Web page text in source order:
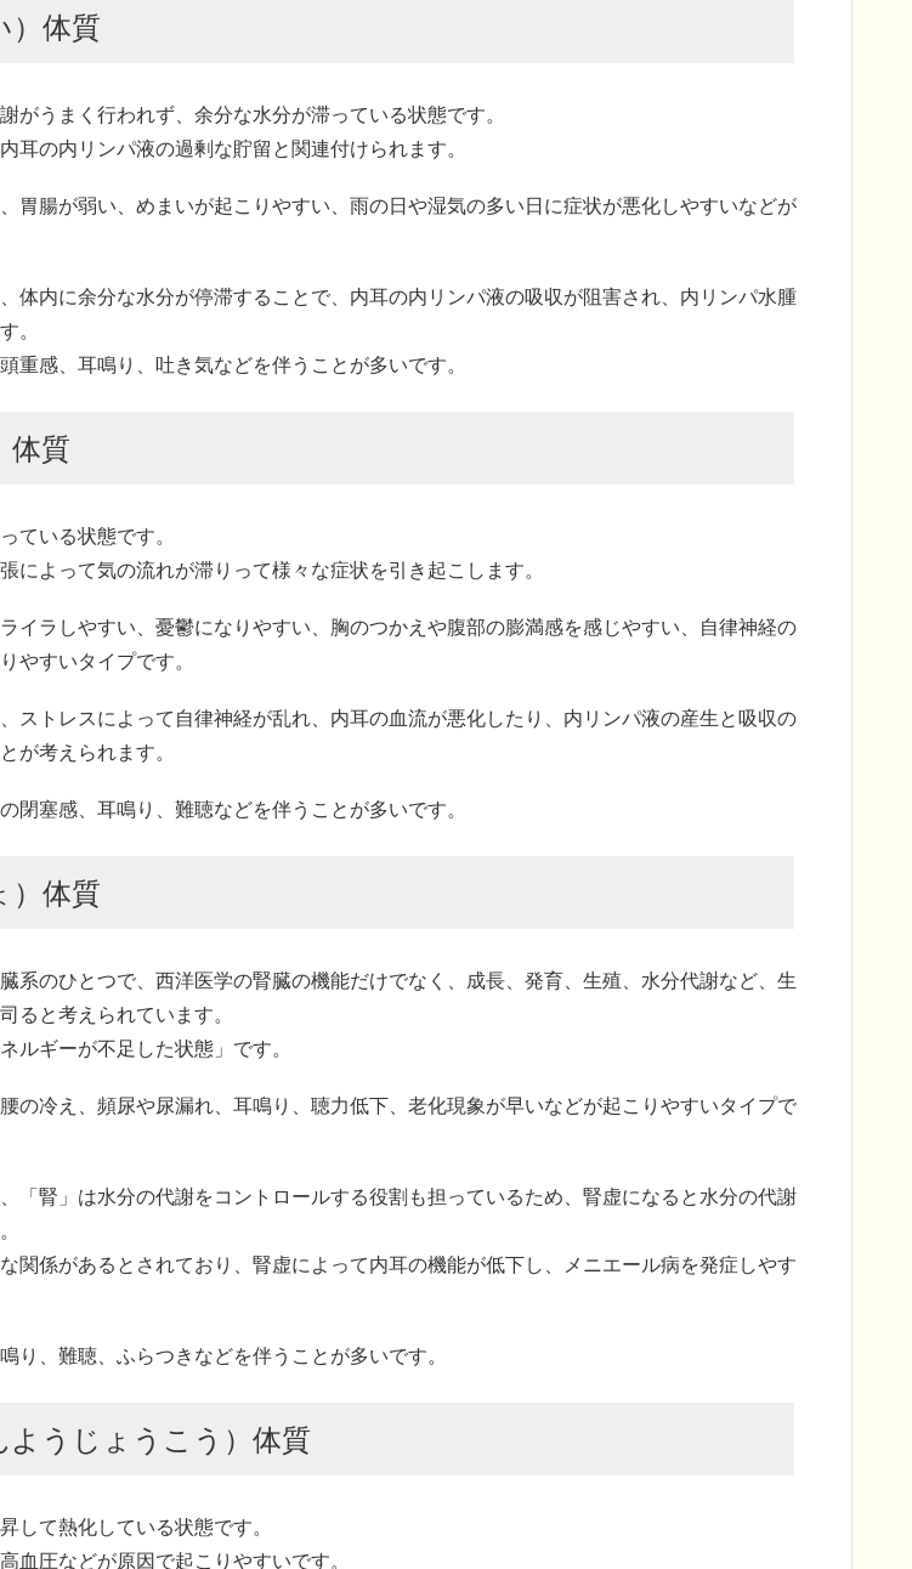
）体質
がうまく行われず、余分な水分が滞っている状態です。
耳の内リンパ液の過剰な貯留と関連付けられます。
胃腸が弱い、めまいが起こりやすい、雨の日や湿気の多い日に症状が悪化しやすいなどが
体内に余分な水分が停滞することで、内耳の内リンパ液の吸収が阻害され、内リンパ水腫
。
重感、耳鳴り、吐き気などを伴うことが多いです。
体質
ている状態です。
によって気の流れが滞りって様々な症状を引き起こします。
イラしやすい、憂鬱になりやすい、胸のつかえや腹部の膨満感を感じやすい、自律神経の
やすいタイプです。
ストレスによって自律神経が乱れ、内耳の血流が悪化したり、内リンパ液の産生と吸収の
が考えられます。
閉塞感、耳鳴り、難聴などを伴うことが多いです。
）体質
系のひとつで、西洋医学の腎臓の機能だけでなく、成長、発育、生殖、水分代謝など、生
ると考えられています。
ルギーが不足した状態」です。
の冷え、頻尿や尿漏れ、耳鳴り、聴力低下、老化現象が早いなどが起こりやすいタイプで
「腎」は水分の代謝をコントロールする役割も担っているため、腎虚になると水分の代謝
関係があるとされており、腎虚によって内耳の機能が低下し、メニエール病を発症しやす
り、難聴、ふらつきなどを伴うことが多いです。
ようじょうこう）体質
して熱化している状態です。
血圧などが原因で起こりやすいです。